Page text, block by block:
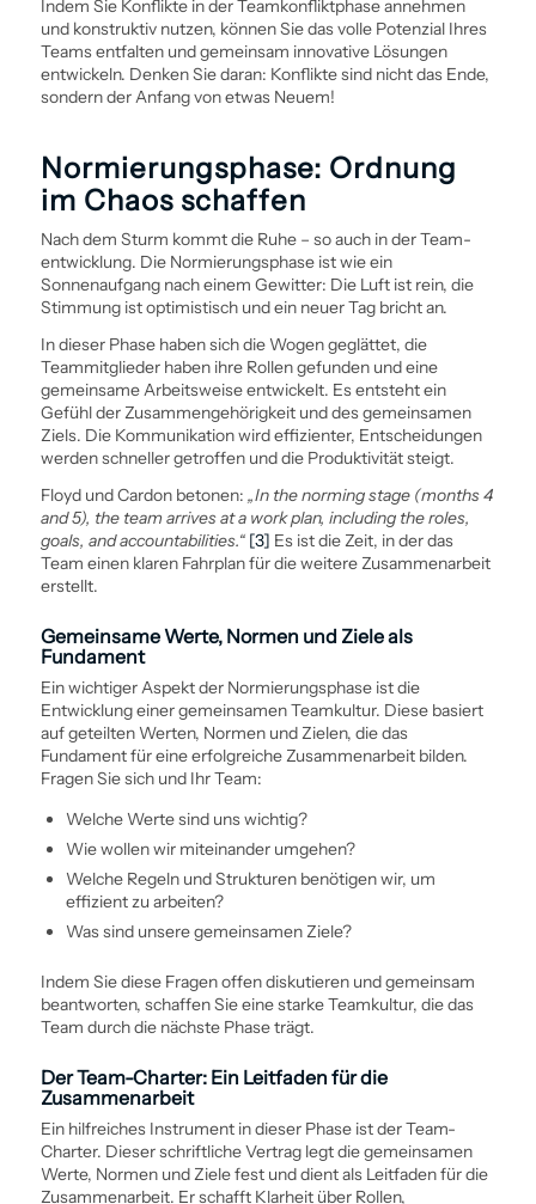
Indem Sie Konflikte in der Teamkonfliktphase annehmen
und konstruktiv nutzen, können Sie das volle Potenzial Ihres
Teams entfalten und gemeinsam innovative Lösungen
entwickeln. Denken Sie daran: Konflikte sind nicht das Ende,
sondern der Anfang von etwas Neuem!
Normierungsphase: Ordnung
im Chaos schaffen
Nach dem Sturm kommt die Ruhe – so auch in der Team­
entwicklung. Die Normierungsphase ist wie ein
Sonnenaufgang nach einem Gewitter: Die Luft ist rein, die
Stimmung ist optimistisch und ein neuer Tag bricht an.
In dieser Phase haben sich die Wogen geglättet, die
Teammitglieder haben ihre Rollen gefunden und eine
gemeinsame Arbeits­weise entwickelt. Es entsteht ein
Gefühl der Zusammengehörigkeit und des gemeinsamen
Ziels. Die Kommunikation wird effizienter, Entscheidungen
werden schneller getroffen und die Produktivität steigt.
Floyd und Cardon betonen: „In the norming stage (months 4
and 5), the team arrives at a work plan, including the roles,
goals, and accountabilities.“ [3] Es ist die Zeit, in der das
Team einen klaren Fahrplan für die weitere Zusammenarbeit
erstellt.
Gemeinsame Werte, Normen und Ziele als
Fundament
Ein wichtiger Aspekt der Normierungsphase ist die
Entwicklung einer gemeinsamen Teamkultur. Diese basiert
auf geteilten Werten, Normen und Zielen, die das
Fundament für eine erfolgreiche Zusammenarbeit bilden.
Fragen Sie sich und Ihr Team:
Welche Werte sind uns wichtig?
Wie wollen wir miteinander umgehen?
Welche Regeln und Strukturen benötigen wir, um
effizient zu arbeiten?
Was sind unsere gemeinsamen Ziele?
Indem Sie diese Fragen offen diskutieren und gemeinsam
beantworten, schaffen Sie eine starke Teamkultur, die das
Team durch die nächste Phase trägt.
Der Team-Charter: Ein Leitfaden für die
Zusammenarbeit
Ein hilfreiches Instrument in dieser Phase ist der Team-
Charter. Dieser schriftliche Vertrag legt die gemeinsamen
Werte, Normen und Ziele fest und dient als Leitfaden für die
Zusammenarbeit. Er schafft Klarheit über Rollen,